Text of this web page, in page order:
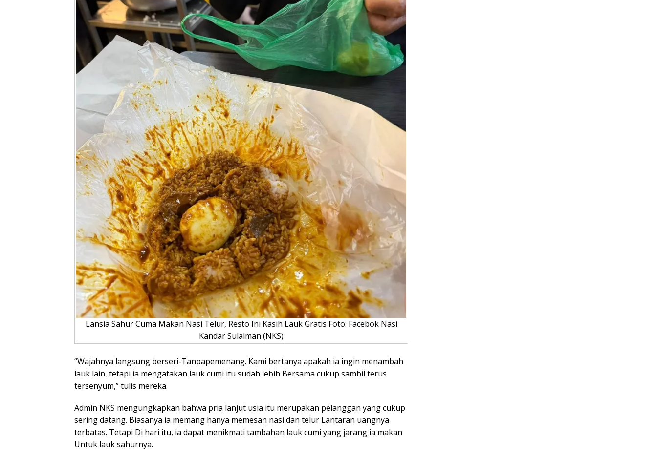
Lansia Sahur Cuma Makan Nasi Telur, Resto Ini Kasih Lauk Gratis Foto: Facebok Nasi
Kandar Sulaiman (NKS)
“Wajahnya langsung berseri-Tanpapemenang. Kami bertanya apakah ia ingin menambah
lauk lain, tetapi ia mengatakan lauk cumi itu sudah lebih Bersama cukup sambil terus
tersenyum,” tulis mereka.
Admin NKS mengungkapkan bahwa pria lanjut usia itu merupakan pelanggan yang cukup
sering datang. Biasanya ia memang hanya memesan nasi dan telur Lantaran uangnya
terbatas. Tetapi Di hari itu, ia dapat menikmati tambahan lauk cumi yang jarang ia makan
Untuk lauk sahurnya.